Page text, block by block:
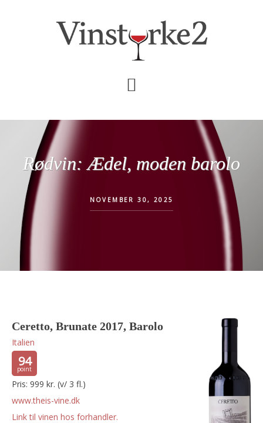
Rødvin: Ædel, moden barolo
NOVEMBER 30, 2025
Ceretto, Brunate 2017, Barolo
Italien
94
Pris: 999 kr. (v/ 3 fl.)
www.theis-vine.dk
Link til vinen hos forhandler.